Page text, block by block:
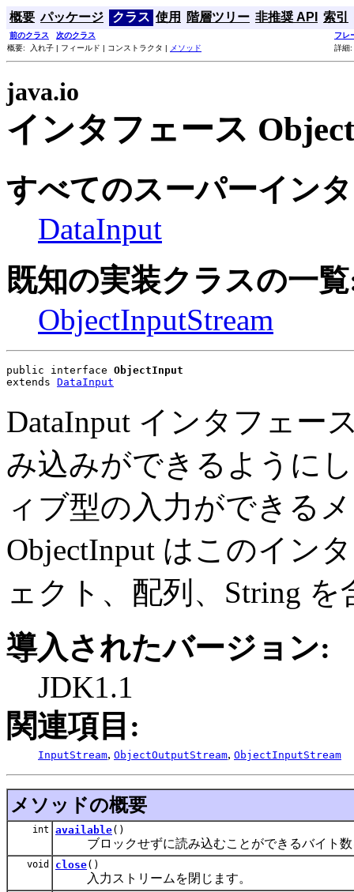
概要 パッケージ クラス 使用 階層ツリー 非推奨 API 索引
前のクラス 次のクラス
フレ
概要: 入れ子 | フィールド | コンストラクタ |
メソッド 詳細
java.io
インタフェース
すべてのスーパーイン
DataInput
既知の実装クラスの一
ObjectInputStream
public interface ObjectInput
extends DataInput
DataInput インタフェー
み込みができるように
ィブ型の入力ができる
ObjectInput はこのイン
ェクト、配列、String
導入されたバージョン:
JDK1.1
関連項目:
InputStream, ObjectOutputStream, ObjectInputStream
メソッドの概要
int available()
ブロックせずに読み込むことができるバイト数
void close()
入力ストリームを閉じます。